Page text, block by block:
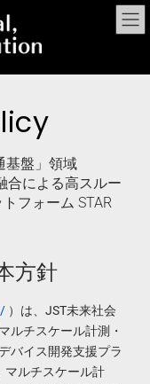
基盤」領域
合による高スルー
フォーム STAR
方針
）は、JST未来社会
チスケール計測・
バイス開発支援プラ
マルチスケール計